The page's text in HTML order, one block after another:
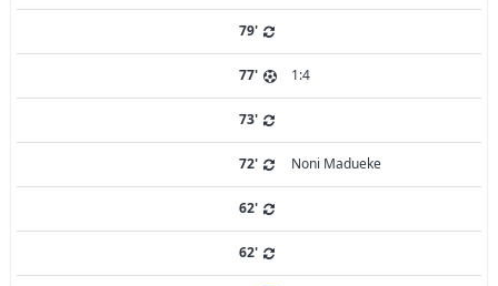
79'
77' 1:4
73'
72' Noni Madueke
62'
62'